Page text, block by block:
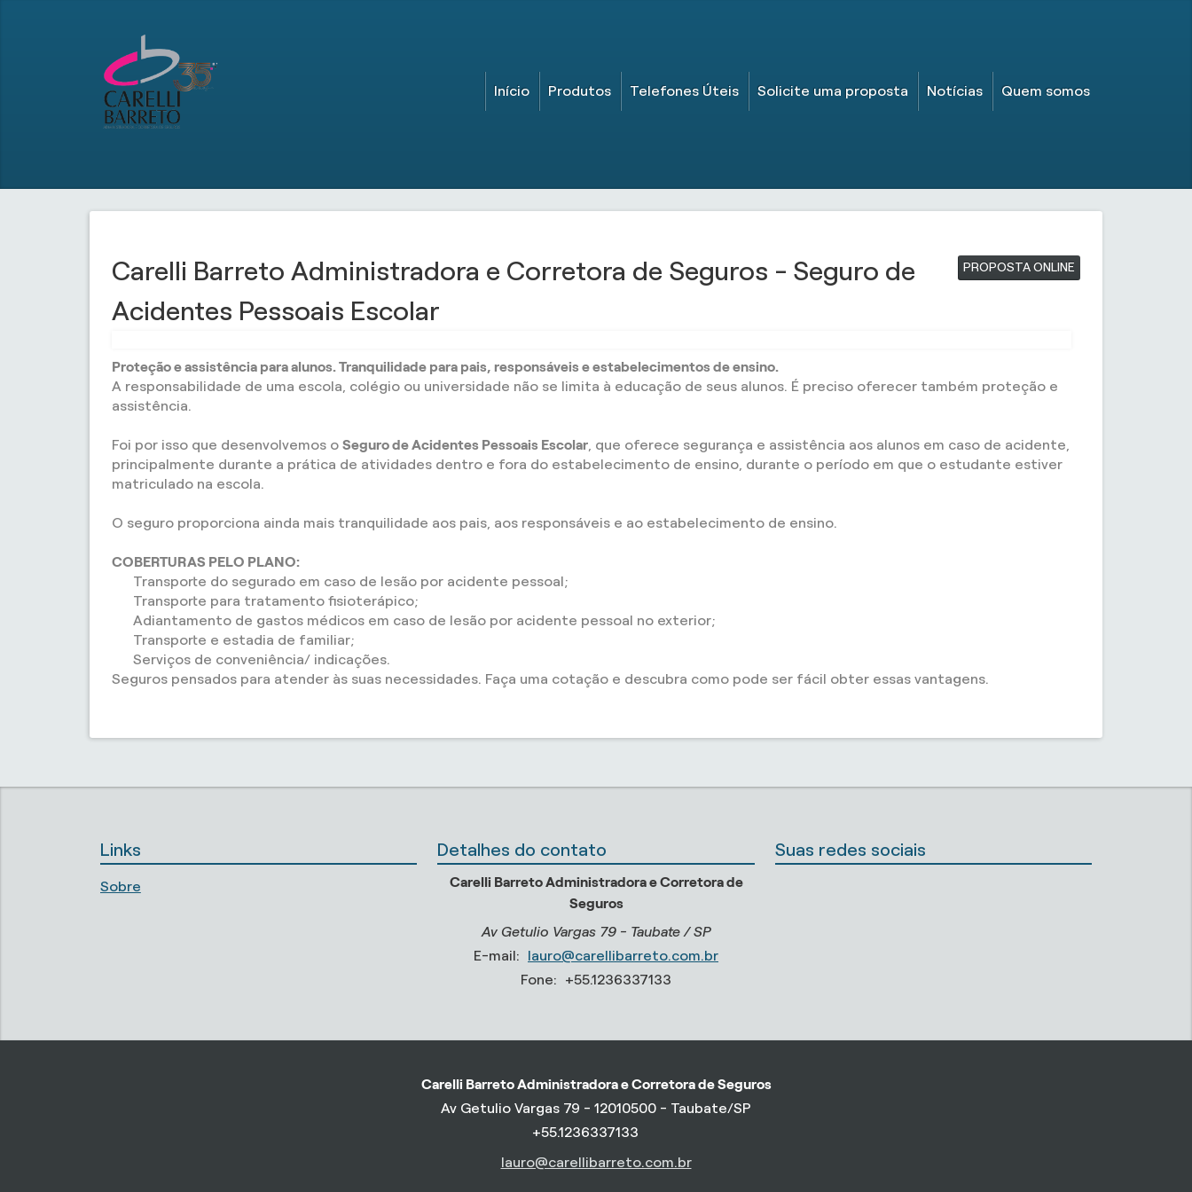
Início Produtos Telefones Úteis Solicite uma proposta Notícias Quem somos
PROPOSTA ONLINE
Carelli Barreto Administradora e Corretora de Seguros - Seguro de
Acidentes Pessoais Escolar
Proteção e assistência para alunos. Tranquilidade para pais, responsáveis e estabelecimentos de ensino.
A responsabilidade de uma escola, colégio ou universidade não se limita à educação de seus alunos. É preciso oferecer também proteção e
assistência.
Foi por isso que desenvolvemos o Seguro de Acidentes Pessoais Escolar, que oferece segurança e assistência aos alunos em caso de acidente,
principalmente durante a prática de atividades dentro e fora do estabelecimento de ensino, durante o período em que o estudante estiver
matriculado na escola.
O seguro proporciona ainda mais tranquilidade aos pais, aos responsáveis e ao estabelecimento de ensino.
COBERTURAS PELO PLANO:
Transporte do segurado em caso de lesão por acidente pessoal;
Transporte para tratamento fisioterápico;
Adiantamento de gastos médicos em caso de lesão por acidente pessoal no exterior;
Transporte e estadia de familiar;
Serviços de conveniência/ indicações.
Seguros pensados para atender às suas necessidades. Faça uma cotação e descubra como pode ser fácil obter essas vantagens.
Links
Sobre
Detalhes do contato
Carelli Barreto Administradora e Corretora de
Seguros
Av Getulio Vargas 79 - Taubate / SP
E-mail:
lauro@carellibarreto.com.br
Fone:
+55.1236337133
Suas redes sociais
Carelli Barreto Administradora e Corretora de Seguros
Av Getulio Vargas 79 - 12010500 - Taubate/SP
+55.1236337133
lauro@carellibarreto.com.br